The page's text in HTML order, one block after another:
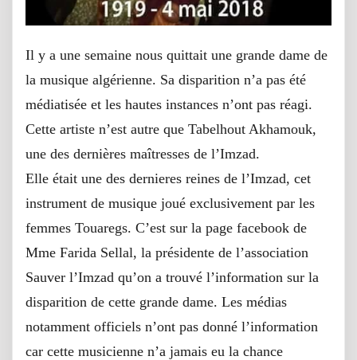
Il y a une semaine nous quittait une grande dame de
la musique algérienne. Sa disparition n’a pas été
médiatisée et les hautes instances n’ont pas réagi.
Cette artiste n’est autre que Tabelhout Akhamouk,
une des dernières maîtresses de l’Imzad.
Elle était une des dernieres reines de l’Imzad, cet
instrument de musique joué exclusivement par les
femmes Touaregs. C’est sur la page facebook de
Mme Farida Sellal, la présidente de l’association
Sauver l’Imzad qu’on a trouvé l’information sur la
disparition de cette grande dame. Les médias
notamment officiels n’ont pas donné l’information
car cette musicienne n’a jamais eu la chance